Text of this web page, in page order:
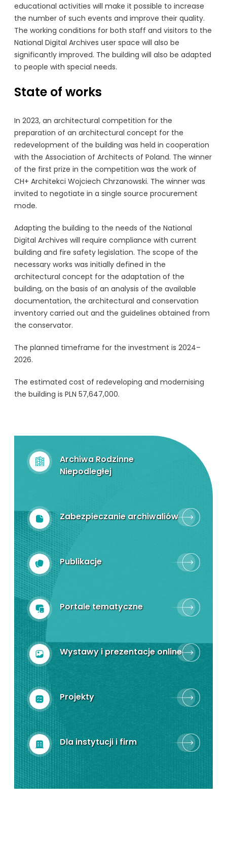
Archiwa Rodzinne
Niepodległej
Zabezpieczanie archiwaliów
Publikacje
Portale tematyczne
Wystawy i prezentacje online
Projekty
Dla instytucji i firm
educational activities will make it possible to increase
the number of such events and improve their quality.
The working conditions for both staff and visitors to the
National Digital Archives user space will also be
significantly improved. The building will also be adapted
to people with special needs.
State of works
In 2023, an architectural competition for the
preparation of an architectural concept for the
redevelopment of the building was held in cooperation
with the Association of Architects of Poland. The winner
of the first prize in the competition was the work of
CH+ Architekci Wojciech Chrzanowski. The winner was
invited to negotiate in a single source procurement
mode.
Adapting the building to the needs of the National
Digital Archives will require compliance with current
building and fire safety legislation. The scope of the
necessary works was initially defined in the
architectural concept for the adaptation of the
building, on the basis of an analysis of the available
documentation, the architectural and conservation
inventory carried out and the guidelines obtained from
the conservator.
The planned timeframe for the investment is 2024–
2026.
The estimated cost of redeveloping and modernising
the building is PLN 57,647,000.